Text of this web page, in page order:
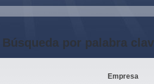
por palabra
Empresa